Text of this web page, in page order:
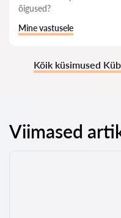
õigused?
Mine vastusele
Kõik küsimused
Viimased